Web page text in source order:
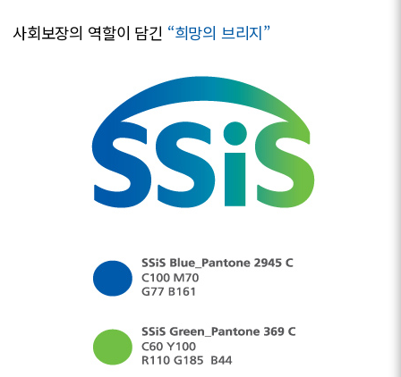
사회보장의 역할이 담긴 “희망의 브리지”